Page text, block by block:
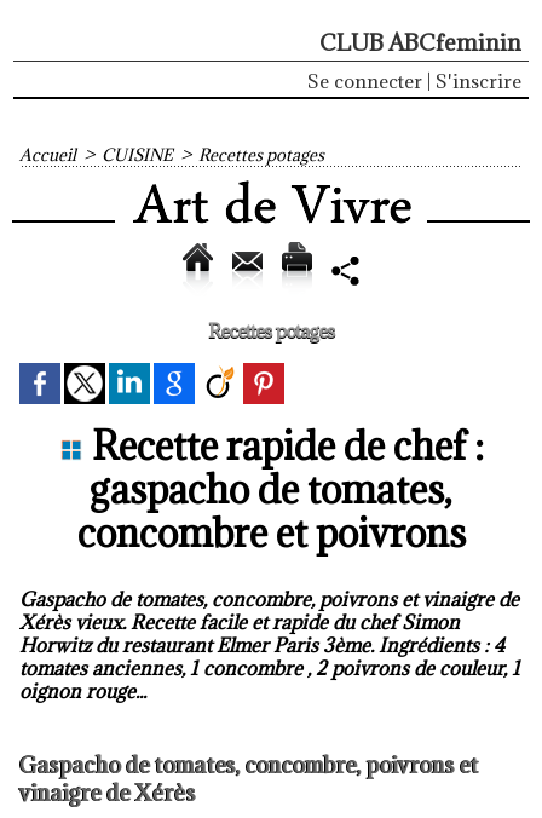
CLUB ABCfeminin
Se connecter S'inscrire
Accueil > CUISINE > Recettes potages
Recettes potages
Recette rapide de chef :
gaspacho de tomates,
concombre et poivrons
Gaspacho de tomates, concombre, poivrons et vinaigre de
Xérès vieux. Recette facile et rapide du chef Simon
Horwitz du restaurant Elmer Paris 3ème. Ingrédients : 4
tomates anciennes, 1 concombre , 2 poivrons de couleur, 1
oignon rouge...
Gaspacho de tomates, concombre, poivrons et
vinaigre de Xérès